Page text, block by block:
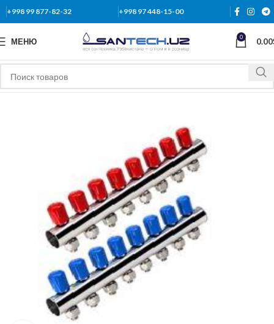
+998 99 877-82-32 +998 97 448-15-00
МЕНЮ 0 0.00